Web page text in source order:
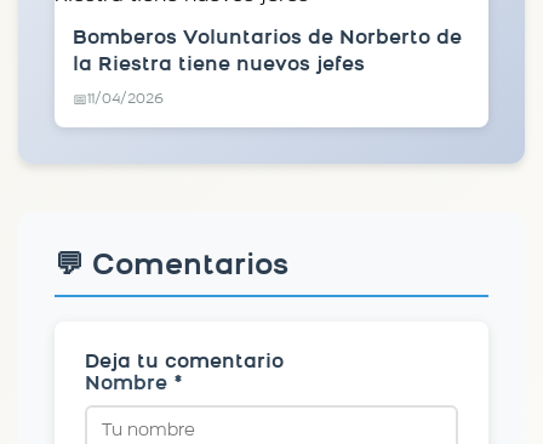
Bomberos Voluntarios de Norberto de
la Riestra tiene nuevos jefes
📅11/04/2026
💬 Comentarios
Deja tu comentario
Nombre *